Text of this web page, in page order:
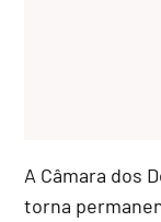
A Câmara dos
torna